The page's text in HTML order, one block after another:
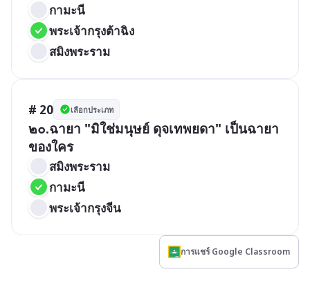
กามะนี
พระเจ้ากรุงต้าฉิง
สมิงพระราม
# 20 เลือกประเภท
๒๐.ฉายา "มิใช่มนุษย์ ดุจเทพยดา" เป็นฉายา
ของใคร
สมิงพระราม
กามะนี
พระเจ้ากรุงจีน
การแชร์ Google Classroom